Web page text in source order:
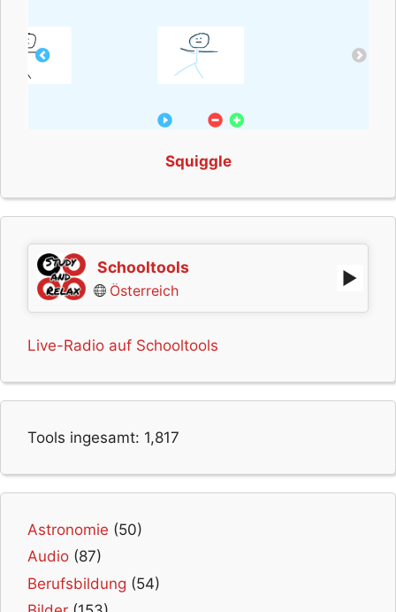
Squiggle
Schooltools
Österreich
Live-Radio auf Schooltools
Tools ingesamt: 1,817
Astronomie (50)
Audio (87)
Berufsbildung (54)